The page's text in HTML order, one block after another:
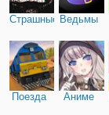
Страшные Ведьмы
Поезда Аниме